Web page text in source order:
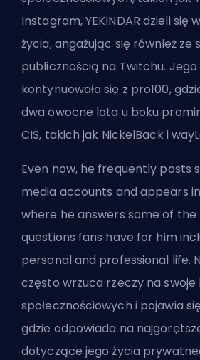
Instagram, YEKINDAR dzieli się
życia, angażując się również ze
publicznością na Twitchu.
kontynuowała się z pro100,
dwa owocne lata u boku
CIS, takich jak NickelBack i
Even now, he frequently posts
media accounts and appears
where he answers some of
questions fans have for him
personal and professional life.
często wrzuca rzeczy na
społecznościowych i pojawia
gdzie odpowiada na
dotyczące jego życia